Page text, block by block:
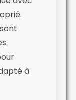
à